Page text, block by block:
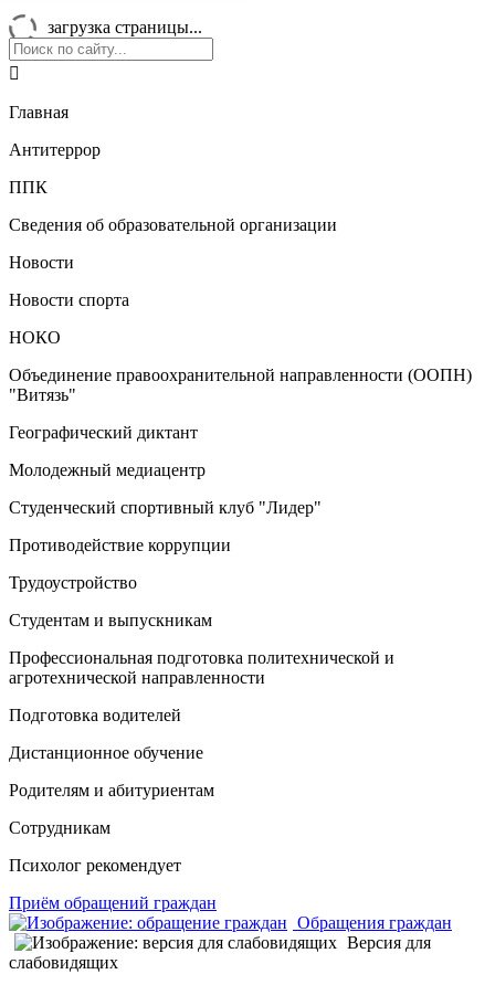
загрузка страницы...

Главная
Антитеррор
ППК
Сведения об образовательной организации
Новости
Новости спорта
НОКО
Объединение правоохранительной направленности (ООПН)
"Витязь"
Географический диктант
Молодежный медиацентр
Студенческий спортивный клуб "Лидер"
Противодействие коррупции
Трудоустройство
Студентам и выпускникам
Профессиональная подготовка политехнической и
агротехнической направленности
Подготовка водителей
Дистанционное обучение
Родителям и абитуриентам
Сотрудникам
Психолог рекомендует
Приём обращений граждан
Обращения граждан
Версия для
слабовидящих